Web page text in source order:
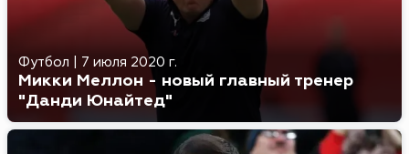
Футбол 7 июля 2020 г.
Микки Меллон - новый главный тренер
"Данди Юнайтед"